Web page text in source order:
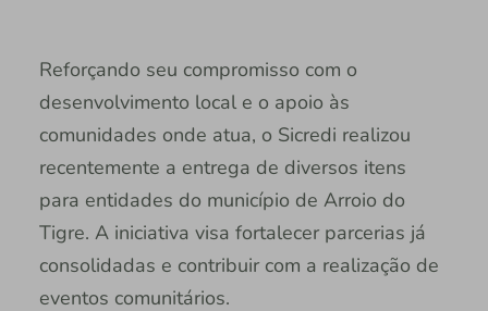
Reforçando seu compromisso com o
desenvolvimento local e o apoio às
comunidades onde atua, o Sicredi realizou
recentemente a entrega de diversos itens
para entidades do município de Arroio do
Tigre. A iniciativa visa fortalecer parcerias já
consolidadas e contribuir com a realização de
eventos comunitários.